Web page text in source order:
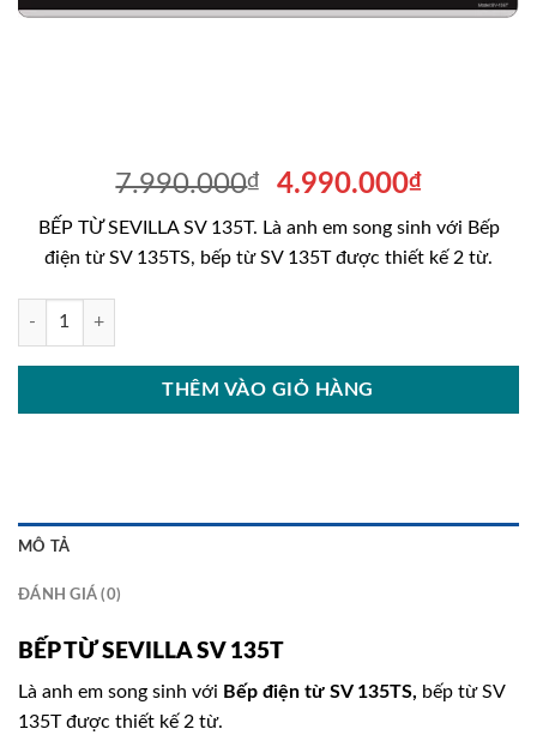
7.990.000₫
Giá
là:
7.990.000₫.
4.990.000₫Giá
tại
là:
BẾP TỪ SEVILLA SV 135T. Là anh em song sinh với Bếp
điện từ SV 135TS, bếp từ SV 135T được thiết kế 2 từ.
BẾP TỪ SEVILLA SV 135T số lượng
THÊM VÀO GIỎ HÀNG
MÔ TẢ
ĐÁNH GIÁ (0)
BẾP TỪ SEVILLA SV 135T
Là anh em song sinh với Bếp điện từ SV 135TS, bếp từ SV
135T được thiết kế 2 từ.